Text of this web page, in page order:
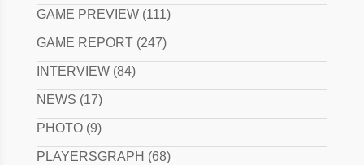
GAME PREVIEW(111)
GAME REPORT (247)
INTERVIEW(84)
NEWS (17)
PHOTO(9)
PLAYERSGRAPH (68)